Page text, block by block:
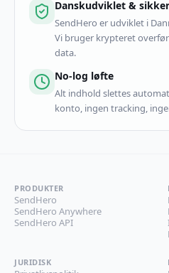
Danskudviklet & sikker
SendHero er udviklet i
Vi bruger krypteret
data.
No-log løfte
Alt indhold slettes
konto, ingen tracking,
PRODUKTER
SendHero
SendHero Anywhere
SendHero API
JURIDISK